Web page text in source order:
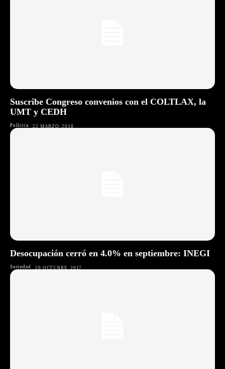
Suscribe Congreso convenios con el COLTLAX, la
UMT y CEDH
Política 22 MARZO, 2018
Desocupación cerró en 4.0% en septiembre: INEGI
Sociedad 20 OCTUBRE, 2017